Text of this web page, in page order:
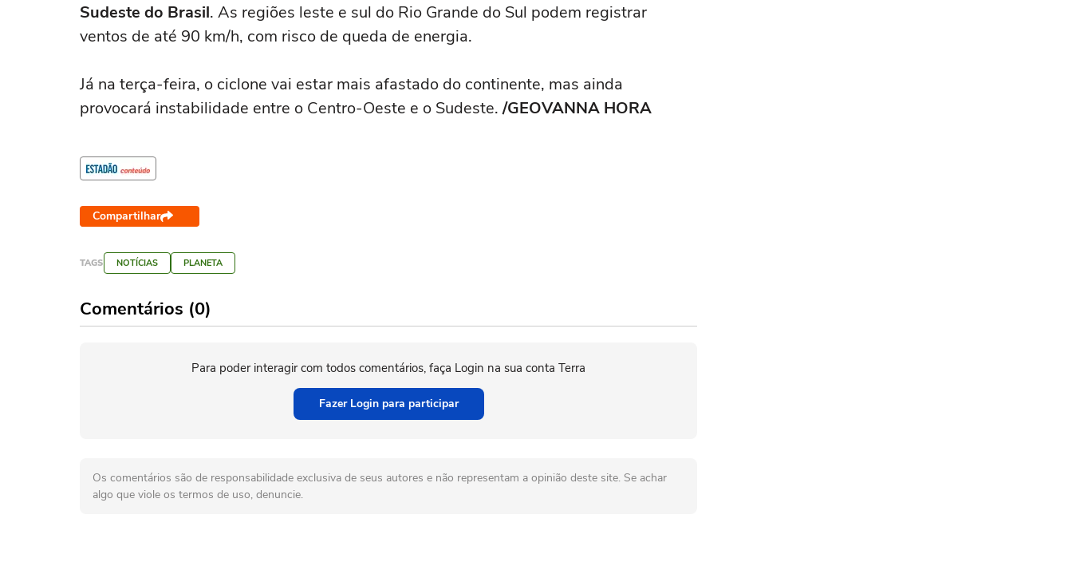
Sudeste do Brasil. As regiões leste e sul do Rio Grande do Sul podem registrar
ventos de até 90 km/h, com risco de queda de energia.
Já na terça-feira, o ciclone vai estar mais afastado do continente, mas ainda
provocará instabilidade entre o Centro-Oeste e o Sudeste./GEOVANNA HORA
Compartilhar
TAGS NOTÍCIAS PLANETA
Comentários (0)
Para poder interagir com todos comentários, faça Login na sua conta Terra
Fazer Login para participar
Os comentários são de responsabilidade exclusiva de seus autores e não representam a opinião deste site. Se achar
algo que viole os termos de uso, denuncie.